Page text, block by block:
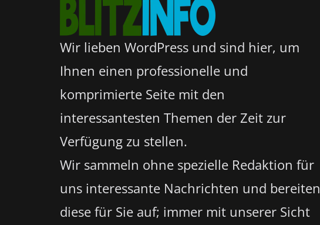
Wir lieben WordPress und sind hier, um
Ihnen einen professionelle und
komprimierte Seite mit den
interessantesten Themen der Zeit zur
Verfügung zu stellen.
Wir sammeln ohne spezielle Redaktion für
uns interessante Nachrichten und bereiten
diese für Sie auf; immer mit unserer Sicht